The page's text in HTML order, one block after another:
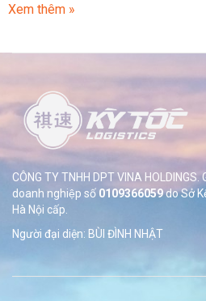
Xem thêm »
CÔNG TY TNHH DPT VINA
doanh nghiệp số 0109366059do Sở
Hà Nội cấp.
Người đại diện: BÙI ĐÌNH NHẬT